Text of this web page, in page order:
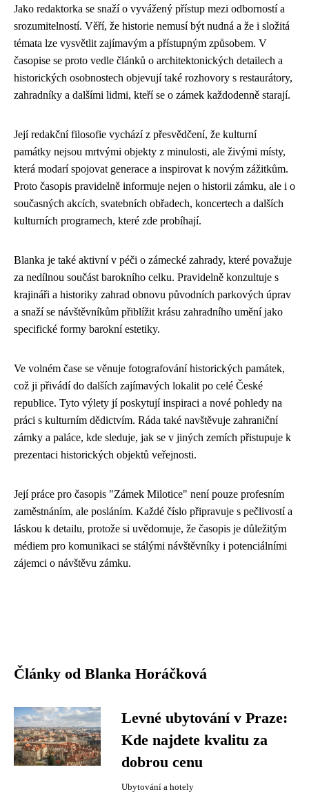
Jako redaktorka se snaží o vyvážený přístup mezi odborností a
srozumitelností. Věří, že historie nemusí být nudná a že i složitá
témata lze vysvětlit zajímavým a přístupným způsobem. V
časopise se proto vedle článků o architektonických detailech a
historických osobnostech objevují také rozhovory s restaurátory,
zahradníky a dalšími lidmi, kteří se o zámek každodenně starají.
Její redakční filosofie vychází z přesvědčení, že kulturní
památky nejsou mrtvými objekty z minulosti, ale živými místy,
která modarí spojovat generace a inspirovat k novým zážitkům.
Proto časopis pravidelně informuje nejen o historii zámku, ale i o
současných akcích, svatebních obřadech, koncertech a dalších
kulturních programech, které zde probíhají.
Blanka je také aktivní v péči o zámecké zahrady, které považuje
za nedílnou součást barokního celku. Pravidelně konzultuje s
krajináři a historiky zahrad obnovu původních parkových úprav
a snaží se návštěvníkům přiblížit krásu zahradního umění jako
specifické formy barokní estetiky.
Ve volném čase se věnuje fotografování historických památek,
což ji přivádí do dalších zajímavých lokalit po celé České
republice. Tyto výlety jí poskytují inspiraci a nové pohledy na
práci s kulturním dědictvím. Ráda také navštěvuje zahraniční
zámky a paláce, kde sleduje, jak se v jiných zemích přistupuje k
prezentaci historických objektů veřejnosti.
Její práce pro časopis "Zámek Milotice" není pouze profesním
zaměstnáním, ale posláním. Každé číslo připravuje s pečlivostí a
láskou k detailu, protože si uvědomuje, že časopis je důležitým
médiem pro komunikaci se stálými návštěvníky i potenciálními
zájemci o návštěvu zámku.
Články od Blanka Horáčková
Levné ubytování v Praze:
Kde najdete kvalitu za
dobrou cenu
Ubytování a hotely